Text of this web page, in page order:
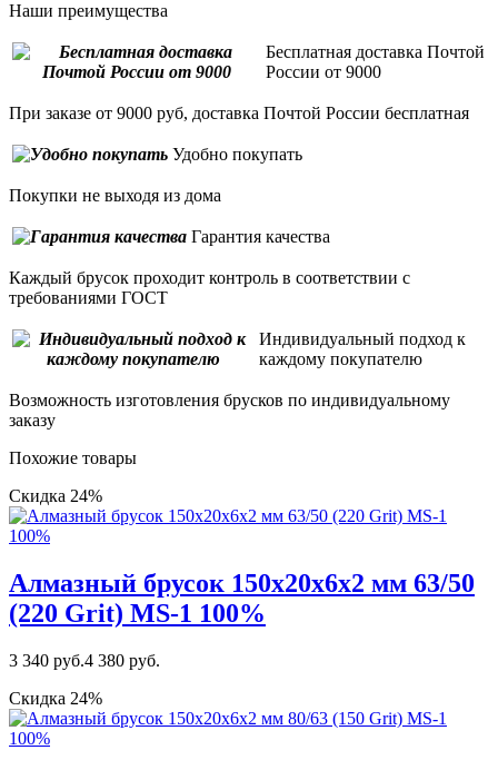
Наши преимущества
Бесплатная доставка Почтой
России от 9000
При заказе от 9000 руб, доставка Почтой России бесплатная
Удобно покупать
Покупки не выходя из дома
Гарантия качества
Каждый брусок проходит контроль в соответствии с
требованиями ГОСТ
Индивидуальный подход к
каждому покупателю
Возможность изготовления брусков по индивидуальному
заказу
Похожие товары
Скидка 24%
Алмазный брусок 150х20х6х2 мм 63/50
(220 Grit) MS-1 100%
3 340 руб.4 380 руб.
Скидка 24%